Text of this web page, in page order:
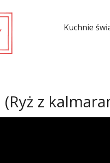
Kuchnie
z